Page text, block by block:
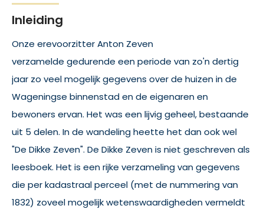
Inleiding
Onze erevoorzitter Anton Zeven
verzamelde gedurende een periode van zo'n dertig
jaar zo veel mogelijk gegevens over de huizen in de
Wageningse binnenstad en de eigenaren en
bewoners ervan. Het was een lijvig geheel, bestaande
uit 5 delen. In de wandeling heette het dan ook wel
"De Dikke Zeven". De Dikke Zeven is niet geschreven als
leesboek. Het is een rijke verzameling van gegevens
die per kadastraal perceel (met de nummering van
1832) zoveel mogelijk wetenswaardigheden vermeldt